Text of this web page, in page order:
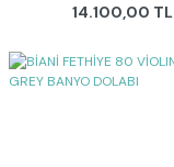
14.100,00 TL